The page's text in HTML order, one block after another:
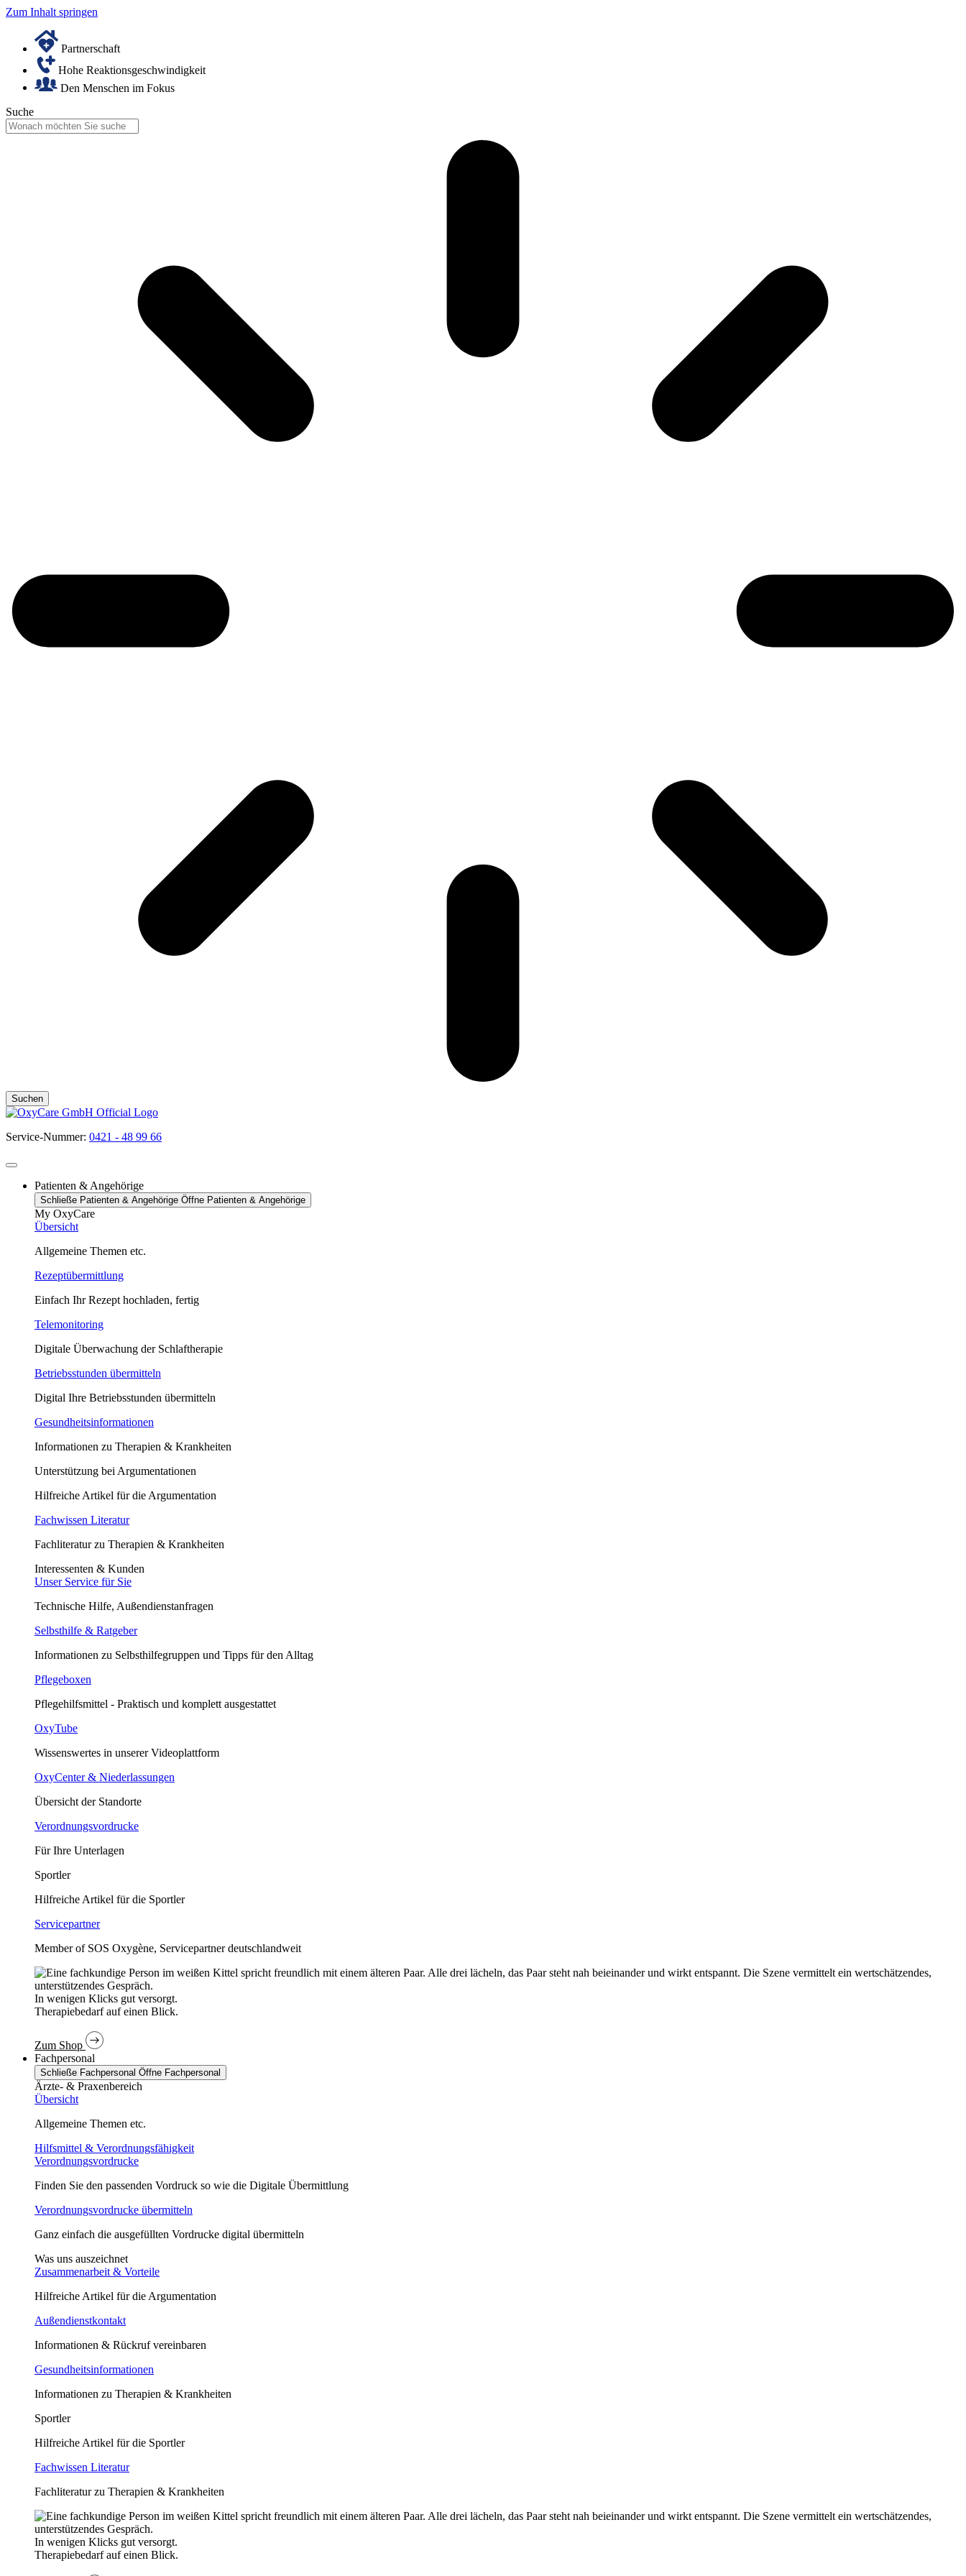
Zum Inhalt springen
Partnerschaft
Hohe Reaktionsgeschwindigkeit
Den Menschen im Fokus
Suche
Suchen
Service-Nummer: 0421 - 48 99 66
Patienten & Angehörige
Schließe Patienten & Angehörige Öffne Patienten & Angehörige
My OxyCare
Übersicht
Allgemeine Themen etc.
Rezeptübermittlung
Einfach Ihr Rezept hochladen, fertig
Telemonitoring
Digitale Überwachung der Schlaftherapie
Betriebsstunden übermitteln
Digital Ihre Betriebsstunden übermitteln
Gesundheitsinformationen
Informationen zu Therapien & Krankheiten
Unterstützung bei Argumentationen
Hilfreiche Artikel für die Argumentation
Fachwissen Literatur
Fachliteratur zu Therapien & Krankheiten
Interessenten & Kunden
Unser Service für Sie
Technische Hilfe, Außendienstanfragen
Selbsthilfe & Ratgeber
Informationen zu Selbsthilfegruppen und Tipps für den Alltag
Pflegeboxen
Pflegehilfsmittel - Praktisch und komplett ausgestattet
OxyTube
Wissenswertes in unserer Videoplattform
OxyCenter & Niederlassungen
Übersicht der Standorte
Verordnungsvordrucke
Für Ihre Unterlagen
Sportler
Hilfreiche Artikel für die Sportler
Servicepartner
Member of SOS Oxygène, Servicepartner deutschlandweit
In wenigen Klicks gut versorgt.
Therapiebedarf auf einen Blick.
Zum Shop
Fachpersonal
Schließe Fachpersonal Öffne Fachpersonal
Ärzte- & Praxenbereich
Übersicht
Allgemeine Themen etc.
Hilfsmittel & Verordnungsfähigkeit
Verordnungsvordrucke
Finden Sie den passenden Vordruck so wie die Digitale Übermittlung
Verordnungsvordrucke übermitteln
Ganz einfach die ausgefüllten Vordrucke digital übermitteln
Was uns auszeichnet
Zusammenarbeit & Vorteile
Hilfreiche Artikel für die Argumentation
Außendienstkontakt
Informationen & Rückruf vereinbaren
Gesundheitsinformationen
Informationen zu Therapien & Krankheiten
Sportler
Hilfreiche Artikel für die Sportler
Fachwissen Literatur
Fachliteratur zu Therapien & Krankheiten
In wenigen Klicks gut versorgt.
Therapiebedarf auf einen Blick.